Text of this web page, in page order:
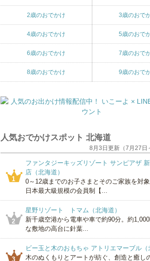
2歳のおでかけ 3歳のおで
4歳のおでかけ 5歳のおで
6歳のおでかけ 7歳のおで
8歳のおでかけ 9歳のおで
人気おでかけスポット 北海道
8月3日更新（7月27日
1
ファンタジーキッズリゾート サンピアザ
店（北海道）
0～12歳までのお子さまとそのご家族を対象
日本最大級規模の会員制【...
2
星野リゾート トマム（北海道）
新千歳空港から電車や車で約90分。約
な敷地の高台に針葉...
3
ビー玉と木のおもちゃ アトリエマーブル（
木のぬくもりとアートが紡ぐ、創造と癒し